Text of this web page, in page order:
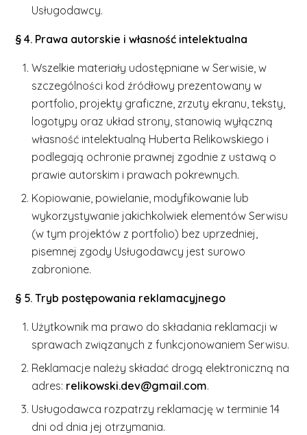
Usługodawcy.
§ 4. Prawa autorskie i własność intelektualna
Wszelkie materiały udostępniane w Serwisie, w
szczególności kod źródłowy prezentowany w
portfolio, projekty graficzne, zrzuty ekranu, teksty,
logotypy oraz układ strony, stanowią wyłączną
własność intelektualną Huberta Relikowskiego i
podlegają ochronie prawnej zgodnie z ustawą o
prawie autorskim i prawach pokrewnych.
Kopiowanie, powielanie, modyfikowanie lub
wykorzystywanie jakichkolwiek elementów Serwisu
(w tym projektów z portfolio) bez uprzedniej,
pisemnej zgody Usługodawcy jest surowo
zabronione.
§ 5. Tryb postępowania reklamacyjnego
Użytkownik ma prawo do składania reklamacji w
sprawach związanych z funkcjonowaniem Serwisu.
Reklamacje należy składać drogą elektroniczną na
adres: relikowski.dev@gmail.com.
Usługodawca rozpatrzy reklamację w terminie 14
dni od dnia jej otrzymania.